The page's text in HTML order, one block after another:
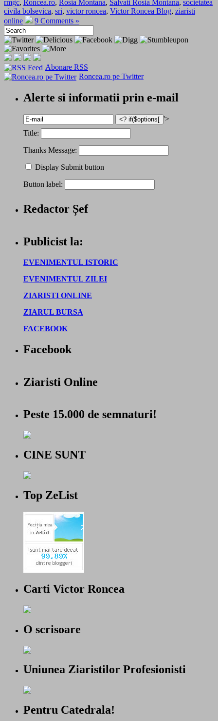
rmgc, Roncea.ro, Rosia Montana, Salvati Rosia Montana, societatea
civila bolsevica, sri, victor roncea, Victor Roncea Blog, ziaristi
online
9 Comments »
Abonare RSS
Roncea.ro pe Twitter
Alerte si informatii prin e-mail
'>
Title:
Thanks Message:
Display Submit button
Button label:
Redactor Șef
Publicist la:
EVENIMENTUL ISTORIC
EVENIMENTUL ZILEI
ZIARISTI ONLINE
ZIARUL BURSA
FACEBOOK
Facebook
Ziaristi Online
Peste 15.000 de semnaturi!
CINE SUNT
Top ZeList
Carti Victor Roncea
O scrisoare
Uniunea Ziaristilor Profesionisti
Pentru Catedrala!